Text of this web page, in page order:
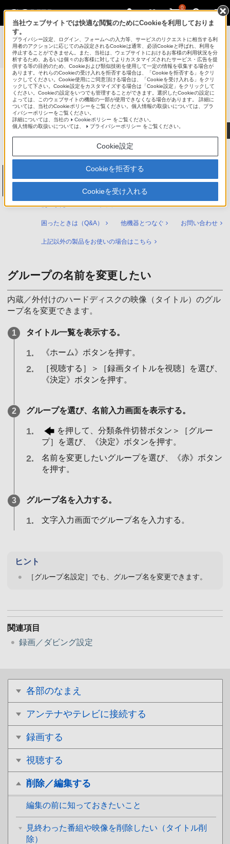
0
使いかたマニュアル（取扱説明 Web版）
BDZ-FT3000 / BDZ-FT2000 / BDZ-FT1000 / BDZ-FW2000 /
BDZ-FW1000 / BDZ-FW500 使いかたマニュアル
ブルーレイディスク/DVDレコーダー
サポート・お問い合わせ
ブルーレイディスク/DVDレコーダー
BDZ-FT3000 / BDZ-FT2000 / BDZ-FT1000 /
BDZ-FW2000 / BDZ-FW1000 / BDZ-FW500
使いかたマニュアル トップ
困ったときは（Q&A） 他機器とつなぐ お問い合わせ
上記以外の製品をお使いの場合はこちら
各部のなまえ
アンテナやテレビに接続する
録画する
視聴する
削除／編集する
編集の前に知っておきたいこと
見終わった番組や映像を削除したい（タイトル削
除）
グループの名前を変更したい
内蔵／外付けのハードディスクの映像（タイトル）のグル
ープ名を変更できます。
タイトル一覧を表示する。
《ホーム》ボタンを押す。
［視聴する］＞［録画タイトルを視聴］を選び、
《決定》ボタンを押す。
グループを選び、名前入力画面を表示する。
を押して、分類条件切替ボタン＞［グルー
プ］を選び、《決定》ボタンを押す。
名前を変更したいグループを選び、《赤》ボタン
を押す。
グループ名を入力する。
文字入力画面でグループ名を入力する。
ヒント
［グループ名設定］でも、グループ名を変更できます。
関連項目
録画／ダビング設定
当社ウェブサイトでは快適な閲覧のためにCookieを利用しておりま
す。
プライバシー設定、ログイン、フォームへの入力等、サービスのリクエストに相当する利
用者のアクションに応じてのみ設定されるCookieは通常、必須Cookieと呼ばれ、利用を
停止することができません。また、当社は、ウェブサイトにおけるお客様の利用状況を分
析するため、あるいは個々のお客様に対してよりカスタマイズされたサービス・広告を提
供する等の目的のため、Cookieおよび類似技術を使用して一定の情報を収集する場合が
あります。それらのCookieの受け入れを拒否する場合は、「Cookieを拒否する」をクリ
ックしてください。Cookie使用にご同意頂ける場合は、「Cookieを受け入れる」をクリ
ックして下さい。Cookie設定をカスタマイズする場合は「Cookie設定」をクリックして
ください。Cookieの設定をいつでも管理することができます。選択したCookieの設定に
よっては、このウェブサイトの機能の一部が使用できなくなる場合があります。 詳細に
ついては、当社のCookieポリシーをご覧ください。個人情報の取扱いについては、プラ
イバシーポリシーをご覧ください。
詳細については、当社の
Cookieポリシー をご覧ください。
個人情報の取扱いについては、
プライバシーポリシー をご覧ください。
Cookie設定
Cookieを拒否する
Cookieを受け入れる